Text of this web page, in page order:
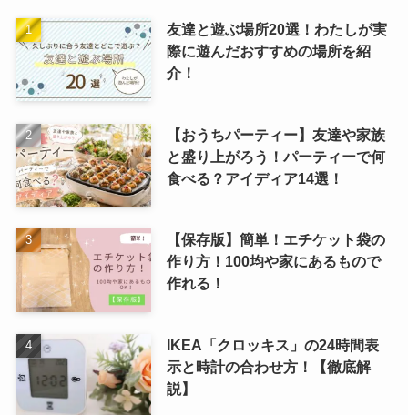
友達と遊ぶ場所20選！わたしが実
際に遊んだおすすめの場所を紹
介！
【おうちパーティー】友達や家族
と盛り上がろう！パーティーで何
食べる？アイディア14選！
【保存版】簡単！エチケット袋の
作り方！100均や家にあるもので
作れる！
IKEA「クロッキス」の24時間表
示と時計の合わせ方！【徹底解
説】